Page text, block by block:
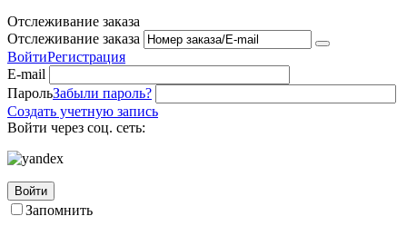
Отслеживание заказа
Отслеживание заказа
ВойтиРегистрация
E-mail
ПарольЗабыли пароль?
Создать учетную запись
Войти через соц. сеть:
Войти
Запомнить